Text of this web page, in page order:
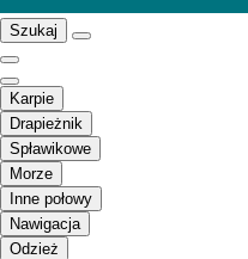
Szukaj
Karpie
Drapieżnik
Spławikowe
Morze
Inne połowy
Nawigacja
Odzież